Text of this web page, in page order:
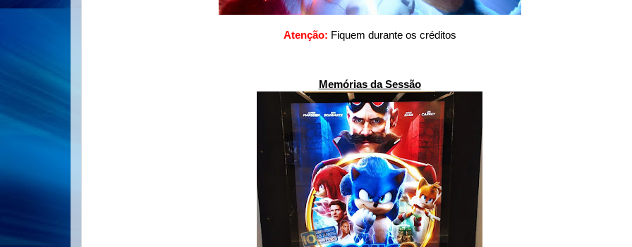
Atenção: Fiquem durante os créditos
Memórias da Sessão